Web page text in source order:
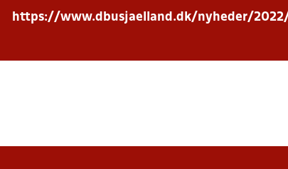
https://www.dbusjaelland.dk/nyheder/